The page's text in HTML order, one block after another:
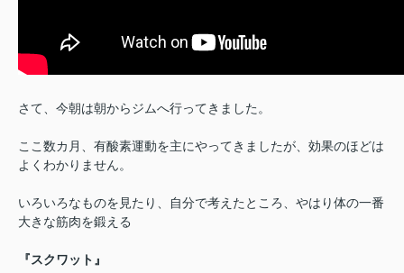
さて、今朝は朝からジムへ行ってきました。
ここ数カ月、有酸素運動を主にやってきましたが、効果のほどは
よくわかりません。
いろいろなものを見たり、自分で考えたところ、やはり体の一番
大きな筋肉を鍛える
『スクワット』